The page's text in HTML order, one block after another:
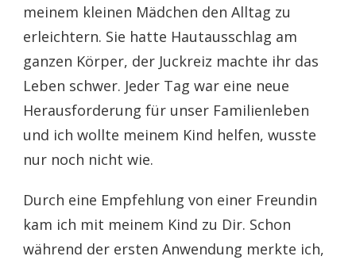
meinem kleinen Mädchen den Alltag zu
erleichtern. Sie hatte Hautausschlag am
ganzen Körper, der Juckreiz machte ihr das
Leben schwer. Jeder Tag war eine neue
Herausforderung für unser Familienleben
und ich wollte meinem Kind helfen, wusste
nur noch nicht wie.
Durch eine Empfehlung von einer Freundin
kam ich mit meinem Kind zu Dir. Schon
während der ersten Anwendung merkte ich,